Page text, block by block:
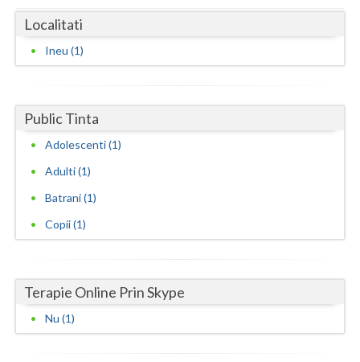
Gorj
Harghita
Ialomita
Maramures
Mures
Neamt
Localitati
Ineu (1)
Public Tinta
Adolescenti (1)
Adulti (1)
Batrani (1)
Copii (1)
Terapie Online Prin Skype
Nu (1)